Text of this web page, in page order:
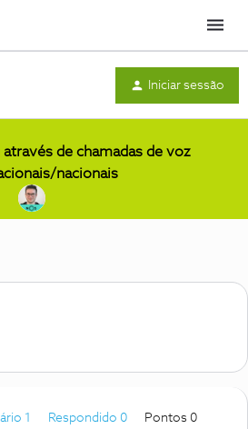
Menu
Iniciar sessão
de chamadas de voz
nacionais
1 Respondido 0
Pontos 0